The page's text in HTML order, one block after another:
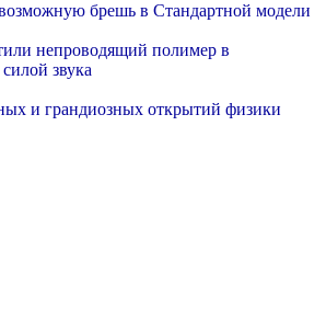
брешь в Стандартной модели
непроводящий полимер в
звука
и грандиозных открытий физики